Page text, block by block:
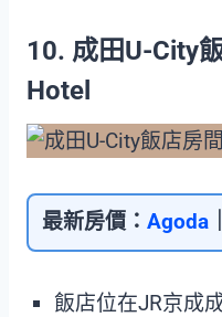
10. 成田U-City
Hotel
最新房價： Agoda｜
飯店位在JR京成